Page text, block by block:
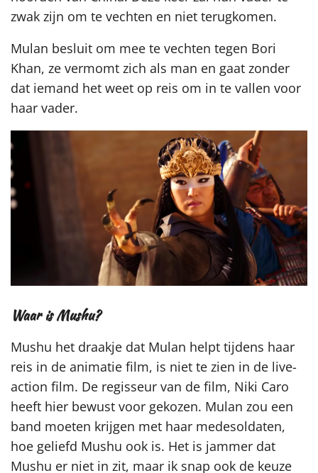
zwak zijn om te vechten en niet terugkomen.
Mulan besluit om mee te vechten tegen Bori
Khan, ze vermomt zich als man en gaat zonder
dat iemand het weet op reis om in te vallen voor
haar vader.
Waar is Mushu?
Mushu het draakje dat Mulan helpt tijdens haar
reis in de animatie film, is niet te zien in de live-
action film. De regisseur van de film, Niki Caro
heeft hier bewust voor gekozen. Mulan zou een
band moeten krijgen met haar medesoldaten,
hoe geliefd Mushu ook is. Het is jammer dat
Mushu er niet in zit, maar ik snap ook de keuze